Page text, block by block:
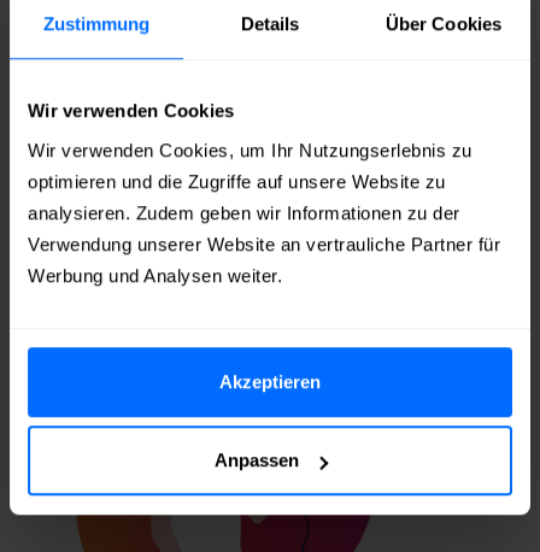
Zustimmung Details Über Cookies
Wir verwenden Cookies
Wir verwenden Cookies, um Ihr Nutzungserlebnis zu
optimieren und die Zugriffe auf unsere Website zu
analysieren. Zudem geben wir Informationen zu der
Verwendung unserer Website an vertrauliche Partner für
Werbung und Analysen weiter.
Akzeptieren
Anpassen
Bestellung aufgeben und
mitPayPal,Klarna
Echte Instagram Likes innerhalb von wenigen
erhalten!